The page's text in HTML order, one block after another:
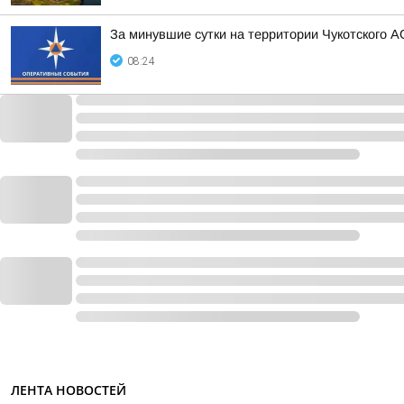
За минувшие сутки на территории Чукотского
08:24
ЛЕНТА НОВОСТЕЙ